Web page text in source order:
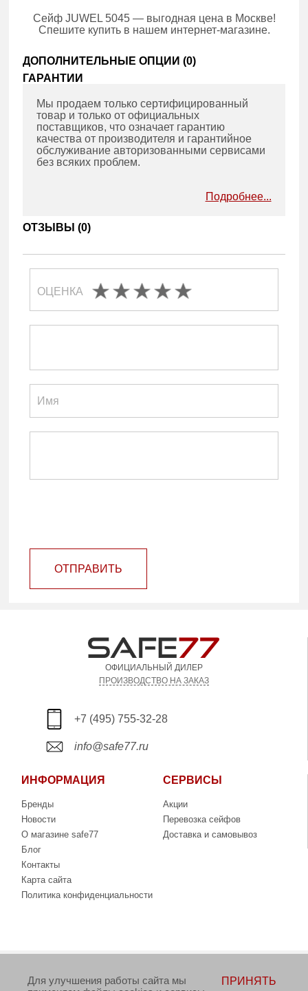
Сейф JUWEL 5045 — выгодная цена в Москве!
Спешите купить в нашем интернет-магазине.
ДОПОЛНИТЕЛЬНЫЕ ОПЦИИ (0)
ГАРАНТИИ
Мы продаем только сертифицированный
товар и только от официальных
поставщиков, что означает гарантию
качества от производителя и гарантийное
обслуживание авторизованными сервисами
без всяких проблем.
Подробнее...
ОТЗЫВЫ (0)
ОЦЕНКА
ОТПРАВИТЬ
ОФИЦИАЛЬНЫЙ ДИЛЕР
ПРОИЗВОДСТВО НА ЗАКАЗ
+7 (495) 755-32-28
info@safe77.ru
ИНФОРМАЦИЯ
Бренды
Новости
О магазине safe77
Блог
Контакты
Карта сайта
Политика конфиденциальности
СЕРВИСЫ
Акции
Перевозка сейфов
Доставка и самовывоз
Copyright © 2006-2026. Интернет-магазин сейфов
www.safe77.ru
Для улучшения работы сайта мы
ПРИНЯТЬ